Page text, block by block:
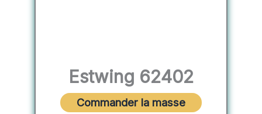
Estwing 62402
Commander la masse